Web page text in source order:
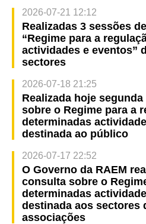
2026-07-21 12:12
Realizadas 3 sessões
“Regime para a
actividades e eventos”
sectores
2026-07-18 21:25
Realizada hoje
sobre o Regime para a
determinadas
destinada ao público
2026-07-17 22:52
O Governo da RAEM
consulta sobre o
determinadas
destinada aos sectores
associações